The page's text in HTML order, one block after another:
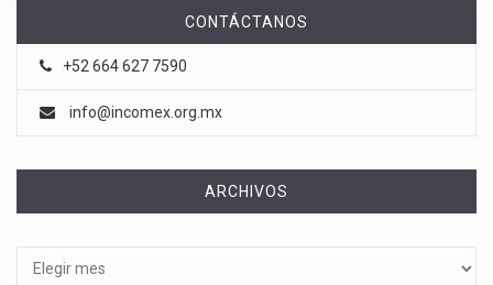
CONTÁCTANOS
+52 664 627 7590
info@incomex.org.mx
ARCHIVOS